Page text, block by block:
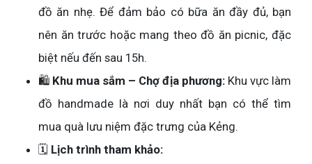
đồ ăn nhẹ. Để đảm bảo có bữa ăn đầy đủ, bạn
nên ăn trước hoặc mang theo đồ ăn picnic, đặc
biệt nếu đến sau 15h.
🛍️ Khu mua sắm – Chợ địa phương: Khu vực làm
đồ handmade là nơi duy nhất bạn có thể tìm
mua quà lưu niệm đặc trưng của Kẻng.
🗓️ Lịch trình tham khảo: